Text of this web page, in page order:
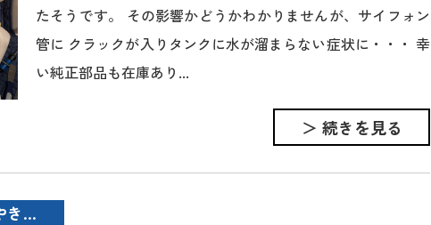
たそうです。 その影響かどうかわかりませんが、サイフォン
管に クラックが入りタンクに水が溜まらない症状に・・・ 幸
い純正部品も在庫あり...
＞ 続きを見る
き…